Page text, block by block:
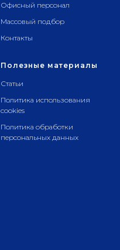
Офисный персонал
Массовый подбор
Контакты
Полезные материалы
Статьи
Политика использования
cookies
Политика обработки
персональных данных